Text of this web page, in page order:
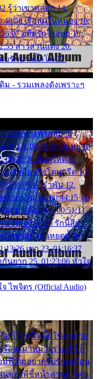
รู้ว่าเขาหลอก 14.
เรือล่มในหนอง 16.
อดีตรักโรงทอ 18.
สาวสวนแตง 20.
พบรักปากน้ำโพ 22.
- รวมเพลงดังเพราะๆ
นางฟ้าสลัม 3.
เกิน 5. 00:13:58 ฝนหยาด
00:20:30 คิดดูให้ดี 8.
เหมือนใจโดนกรีด 10.
คำรำพัน 12.
จ้ากรรม 14. 00:44:15 จูบ
อสูมาเต๊อะ 16. 00:51:11
18. 00:58:25 รักนี้สีดำ
หยาดน้ำฝนหยดน้ำตา
เขา 23. 01:16:37
นยาก 25. 01:23:06 หัวใจ
ไพจิตร (Official Audio)
อก็ไม่กล้า ติ๋มใช่คนสวย
รือจะมาหมายร่วมชีวี ก็
มพี่ ติ๋มอยากรับรักเหมือน
นของพี่ชี้หน้าด่าทอ ก็คน